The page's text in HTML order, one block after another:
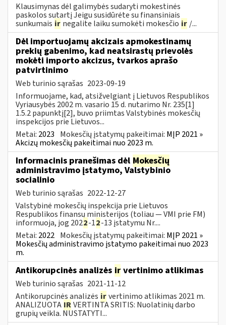
Klausimynas dėl galimybės sudaryti mokestinės
paskolos sutartį Jeigu susidūrėte su finansiniais
sunkumais ir negalite laiku sumokėti mokesčio ir /...
Dėl importuojamų akcizais apmokestinamų
prekių gabenimo, kad neatsirastų prievolės
mokėti importo akcizus, tvarkos aprašo
patvirtinimo
Web turinio sąrašas 2023-09-19
Informuojame, kad, atsižvelgiant į Lietuvos Respublikos
Vyriausybės 2002 m. vasario 15 d. nutarimo Nr. 235[1]
1.5.2 papunktį[2], buvo priimtas Valstybinės mokesčių
inspekcijos prie Lietuvos...
Metai: 2023 Mokesčių įstatymų pakeitimai: MĮP 2021 »
Akcizų mokesčių pakeitimai nuo 2023 m.
Informacinis pranešimas dėl Mokesčių
administravimo įstatymo, Valstybinio
socialinio
Web turinio sąrašas 2022-12-27
Valstybinė mokesčių inspekcija prie Lietuvos
Respublikos finansų ministerijos (toliau — VMI prie FM)
informuoja, jog 2022-12-13 įstatymu Nr....
Metai: 2022 Mokesčių įstatymų pakeitimai: MĮP 2021 »
Mokesčių administravimo įstatymo pakeitimai nuo 2023
m.
Antikorupcinės analizės ir vertinimo atlikimas
Web turinio sąrašas 2021-11-12
Antikorupcinės analizės irvertinimo atlikimas 2021 m.
ANALIZUOTA IRVERTINTA SRITIS: Nuolatinių darbo
grupių veikla. NUSTATYTI...